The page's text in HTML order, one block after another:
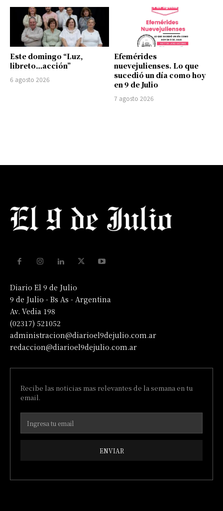
Este domingo “Luz,
libreto…acción”
6 agosto 2026
Efemérides
nuevejulienses. Lo que
sucedió un día como hoy
en 9 de Julio
7 agosto 2026
Diario El 9 de Julio
9 de Julio - Bs As - Argentina
Av. Vedia 198
(02317) 521052
administracion@diarioel9dejulio.com.ar
redaccion@diarioel9dejulio.com.ar
Recibe las noticias mas relevantes de la semana en tu
email.
ENVIAR